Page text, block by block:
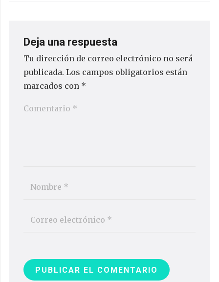
Deja una respuesta
Tu dirección de correo electrónico no será
publicada. Los campos obligatorios están
marcados con *
PUBLICAR EL COMENTARIO